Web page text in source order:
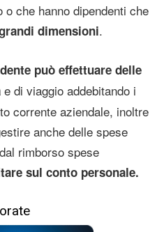
che hanno dipendenti che
dimensioni.
può effettuare delle
e di viaggio addebitando i
corrente aziendale, inoltre
anche delle spese
rimborso spese
sul conto personale.